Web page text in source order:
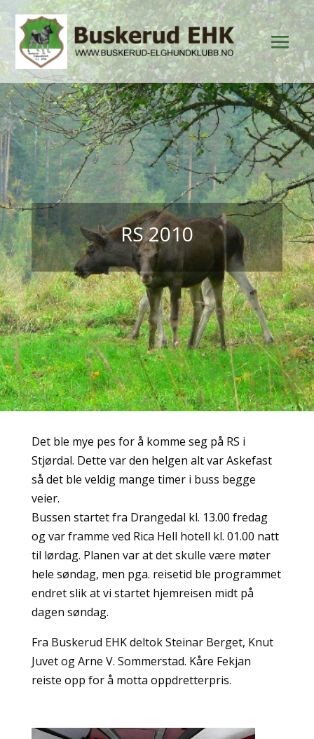
RS 2010
Det ble mye pes for å komme seg på RS i
Stjørdal. Dette var den helgen alt var Askefast
så det ble veldig mange timer i buss begge
veier.
Bussen startet fra Drangedal kl. 13.00 fredag
og var framme ved Rica Hell hotell kl. 01.00 natt
til lørdag. Planen var at det skulle være møter
hele søndag, men pga. reisetid ble programmet
endret slik at vi startet hjemreisen midt på
dagen søndag.
Fra Buskerud EHK deltok Steinar Berget, Knut
Juvet og Arne V. Sommerstad. Kåre Fekjan
reiste opp for å motta oppdretterpris.